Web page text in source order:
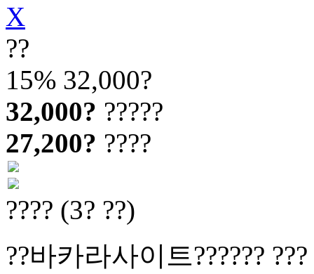
X
??
15% 32,000?
32,000? ?????
27,200? ????
???? (3? ??)
??바카라사이트?????? ???